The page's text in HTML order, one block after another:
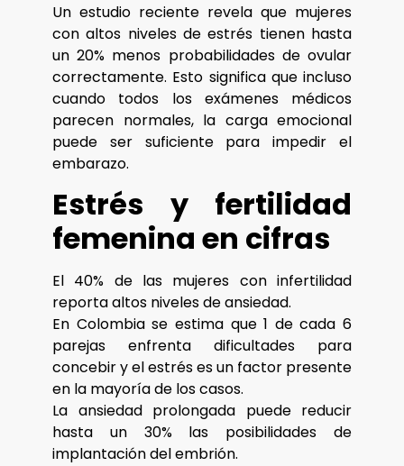
Un estudio reciente revela que mujeres
con altos niveles de estrés tienen hasta
un 20% menos probabilidades de ovular
correctamente. Esto significa que incluso
cuando todos los exámenes médicos
parecen normales, la carga emocional
puede ser suficiente para impedir el
embarazo.
Estrés y fertilidad
femenina en cifras
El 40% de las mujeres con infertilidad
reporta altos niveles de ansiedad.
En Colombia se estima que 1 de cada 6
parejas enfrenta dificultades para
concebir y el estrés es un factor presente
en la mayoría de los casos.
La ansiedad prolongada puede reducir
hasta un 30% las posibilidades de
implantación del embrión.